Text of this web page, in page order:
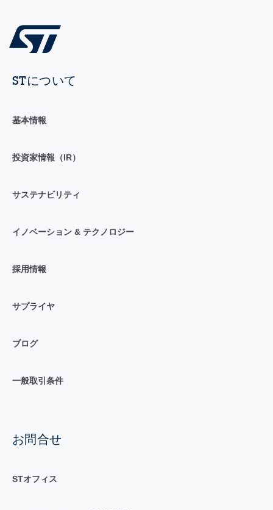
STについて
基本情報
投資家情報（IR）
サステナビリティ
イノベーション & テクノロジー
採用情報
サプライヤ
ブログ
一般取引条件
お問合せ
STオフィス